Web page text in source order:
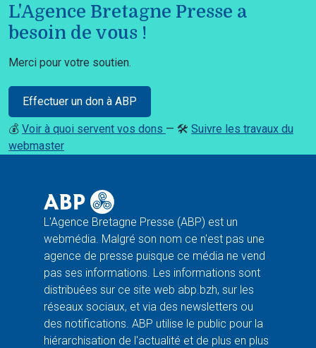
L'Agence Bretagne Presse a
besoin de vous !
Merci pour votre soutien.
Effectuer un don à ABP
💰 Voir à quoi servent vos dons — 🛠️ Suivre les travaux du
webmaster
L'Agence Bretagne Presse (ABP) est un
webmédia. Malgré son nom ce n'est pas une
agence de presse puisque ce média ne vend
pas ses informations. Les informations sont
distribuées sur ce site web abp.bzh, sur les
réseaux sociaux, et via des newsletters ou
des notifications. ABP utilise le public pour la
hiérarchisation de l'actualité et de plus en plus